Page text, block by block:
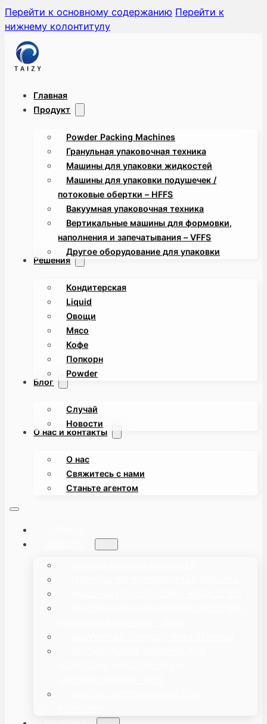
Перейти к основному содержанию Перейти к
нижнему колонтитулу
Главная
Продукт
Powder Packing Machines
Гранульная упаковочная техника
Машины для упаковки жидкостей
Машины для упаковки подушечек /
потоковые обертки – HFFS
Вакуумная упаковочная техника
Вертикальные машины для формовки,
наполнения и запечатывания – VFFS
Другое оборудование для упаковки
Решения
Кондитерская
Liquid
Овощи
Мясо
Кофе
Попкорн
Powder
Блог
Случай
Новости
О нас и контакты
О нас
Свяжитесь с нами
Станьте агентом